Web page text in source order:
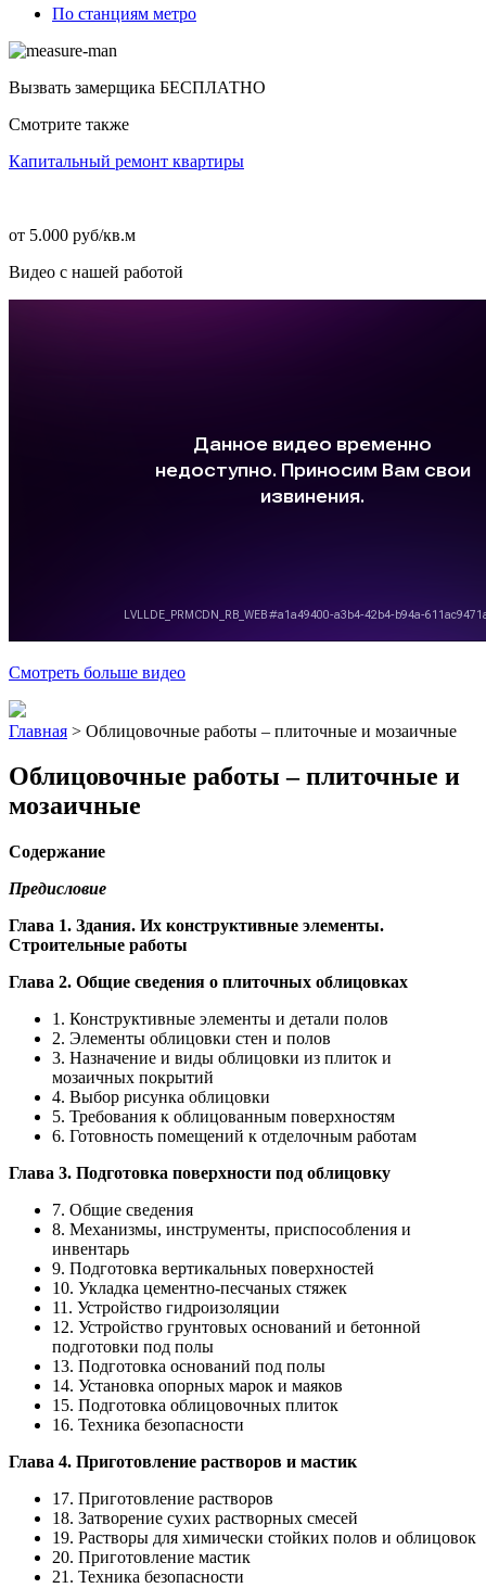
По станциям метро
Вызвать замерщика БЕСПЛАТНО
Смотрите также
Капитальный ремонт квартиры
от 5.000 руб/кв.м
Видео с нашей работой
Смотреть больше видео
Главная > Облицовочные работы – плиточные и мозаичные
Облицовочные работы – плиточные и
мозаичные
Содержание
Предисловие
Глава 1. Здания. Их конструктивные элементы.
Строительные работы
Глава 2. Общие сведения о плиточных облицовках
1. Конструктивные элементы и детали полов
2. Элементы облицовки стен и полов
3. Назначение и виды облицовки из плиток и
мозаичных покрытий
4. Выбор рисунка облицовки
5. Требования к облицованным поверхностям
6. Готовность помещений к отделочным работам
Глава 3. Подготовка поверхности под облицовку
7. Общие сведения
8. Механизмы, инструменты, приспособления и
инвентарь
9. Подготовка вертикальных поверхностей
10. Укладка цементно-песчаных стяжек
11. Устройство гидроизоляции
12. Устройство грунтовых оснований и бетонной
подготовки под полы
13. Подготовка оснований под полы
14. Установка опорных марок и маяков
15. Подготовка облицовочных плиток
16. Техника безопасности
Глава 4. Приготовление растворов и мастик
17. Приготовление растворов
18. Затворение сухих растворных смесей
19. Растворы для химически стойких полов и облицовок
20. Приготовление мастик
21. Техника безопасности